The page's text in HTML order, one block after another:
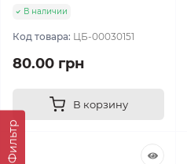
Фильтр
В наличии
Код товара: ЦБ-00030151
80.00 грн
В корзину